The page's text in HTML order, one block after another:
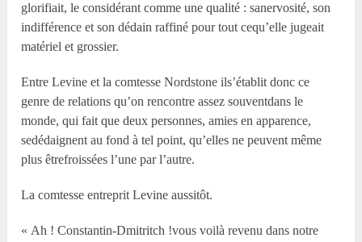
glorifiait, le considérant comme une qualité : sanervosité, son
indifférence et son dédain raffiné pour tout cequ’elle jugeait
matériel et grossier.
Entre Levine et la comtesse Nordstone ils’établit donc ce
genre de relations qu’on rencontre assez souventdans le
monde, qui fait que deux personnes, amies en apparence,
sedédaignent au fond à tel point, qu’elles ne peuvent même
plus êtrefroissées l’une par l’autre.
La comtesse entreprit Levine aussitôt.
« Ah ! Constantin-Dmitritch !vous voilà revenu dans notre